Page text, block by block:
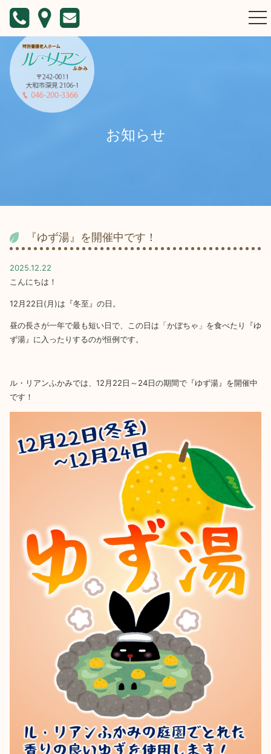
お知らせ
『ゆず湯』を開催中です！
2025.12.22
こんにちは！
12月22日(月)は『冬至』の日。
昼の長さが一年で最も短い日で、この日は「かぼちゃ」を食べたり『ゆ
ず湯』に入ったりするのが恒例です。
ル・リアンふかみでは、12月22日～24日の期間で『ゆず湯』を開催中
です！